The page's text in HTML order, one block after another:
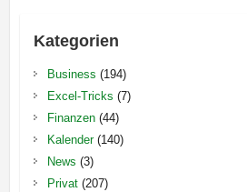
Kategorien
Business (194)
Excel-Tricks (7)
Finanzen(44)
Kalender(140)
News (3)
Privat(207)